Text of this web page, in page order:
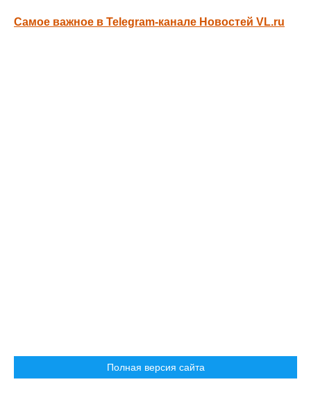
Самое важное в Telegram-канале Новостей VL.ru
Полная версия сайта